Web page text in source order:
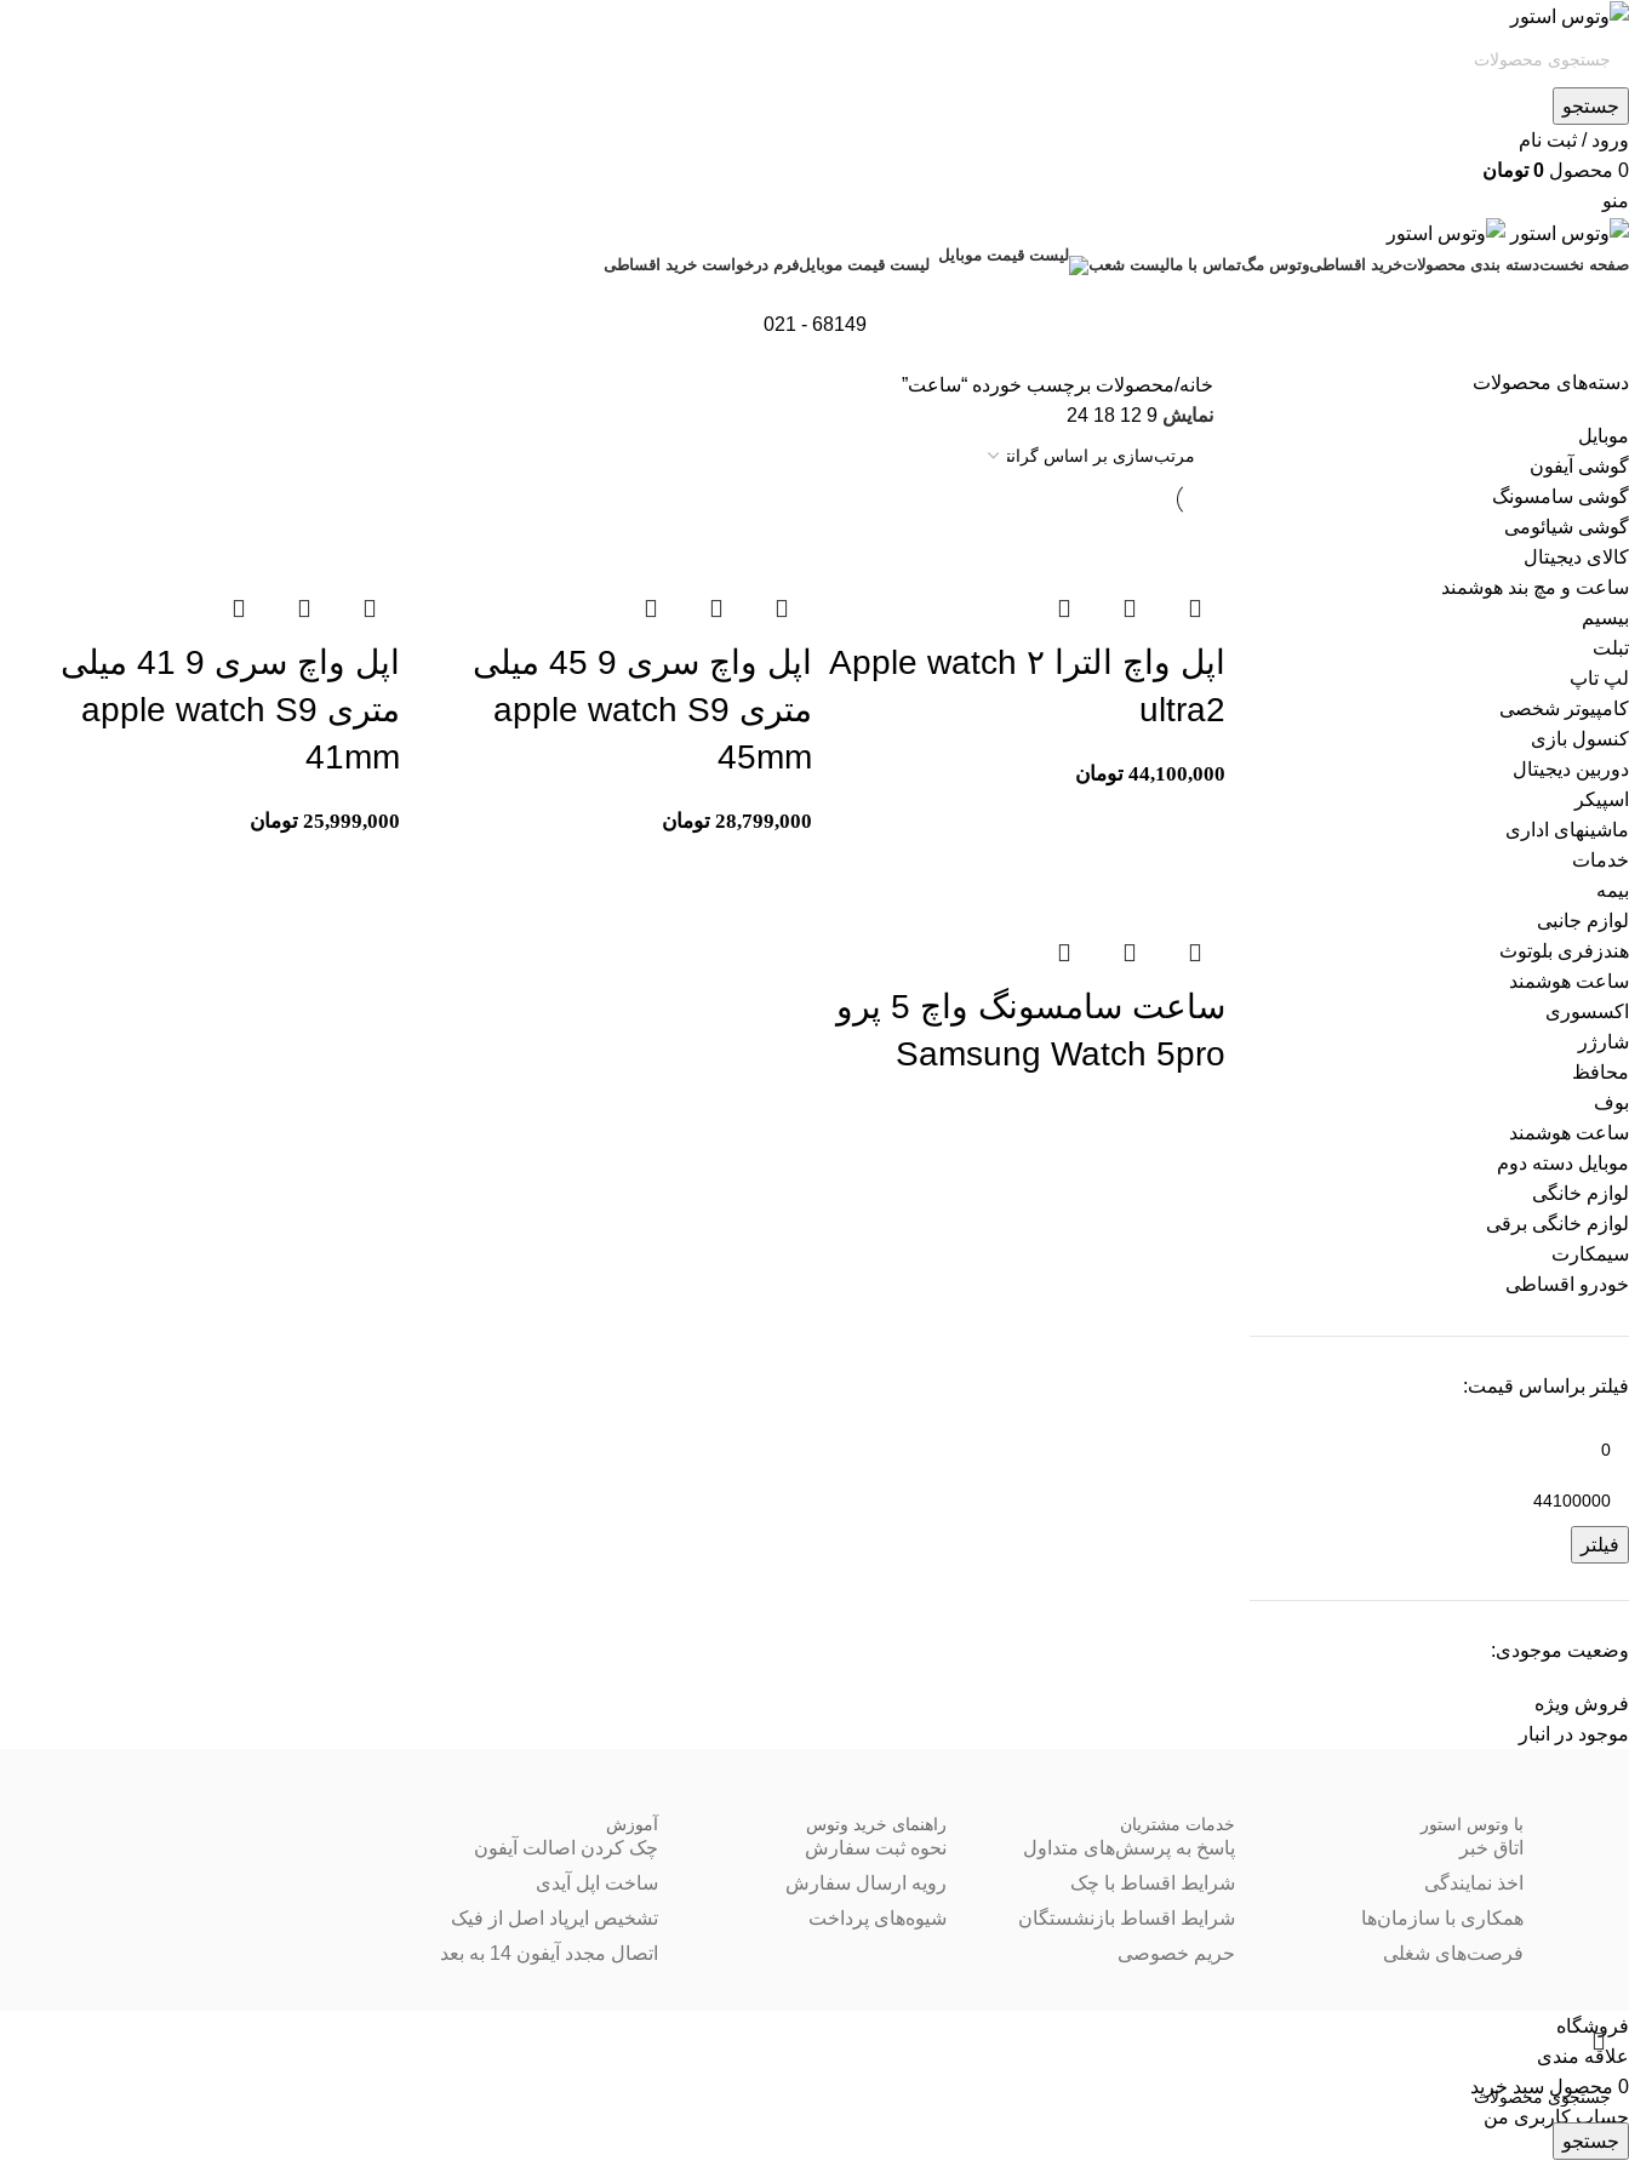
جستجو
ورود / ثبت نام
0 محصول 0 تومان
منو
صفحه نخستدسته بندی محصولاتخرید اقساطیوتوس مگتماس با مالیست شعب لیست قیمت موبایلفرم درخواست خرید اقساطی
68149 - 021
دسته‌های محصولات
موبایل
گوشی آیفون
گوشی سامسونگ
گوشی شیائومی
کالای دیجیتال
ساعت و مچ بند هوشمند
بیسیم
تبلت
لپ تاپ
کامپیوتر شخصی
کنسول بازی
دوربین دیجیتال
اسپیکر
ماشینهای اداری
خدمات
بیمه
لوازم جانبی
هندزفری بلوتوث
ساعت هوشمند
اکسسوری
شارژر
محافظ
بوف
ساعت هوشمند
موبایل دسته دوم
لوازم خانگی
لوازم خانگی برقی
سیمکارت
خودرو اقساطی
فیلتر براساس قیمت:
فیلتر
وضعیت موجودی:
فروش ویژه
موجود در انبار
خانه محصولات برچسب خورده “ساعت”
نمایش9
12
18
24
اپل واچ الترا ۲ Apple watch
ultra2
44,100,000 تومان
اپل واچ سری 9 45 میلی
متری apple watch S9
45mm
28,799,000 تومان
اپل واچ سری 9 41 میلی
متری apple watch S9
41mm
25,999,000 تومان
ساعت سامسونگ واچ 5 پرو
Samsung Watch 5pro
با وتوس استور
اتاق خبر
اخذ نمایندگی
همکاری با سازمان‌ها
فرصت‌های شغلی
خدمات مشتریان
پاسخ به پرسش‌های متداول
شرایط اقساط با چک
شرایط اقساط بازنشستگان
حریم خصوصی
راهنمای خرید وتوس
نحوه ثبت سفارش
رویه ارسال سفارش
شیوه‌های پرداخت
آموزش
چک کردن اصالت آیفون
ساخت اپل آیدی
تشخیص ایرپاد اصل از فیک
اتصال مجدد آیفون 14 به بعد
جستجو
فروشگاه
علاقه مندی
0 محصول سبد خرید
حساب کاربری من